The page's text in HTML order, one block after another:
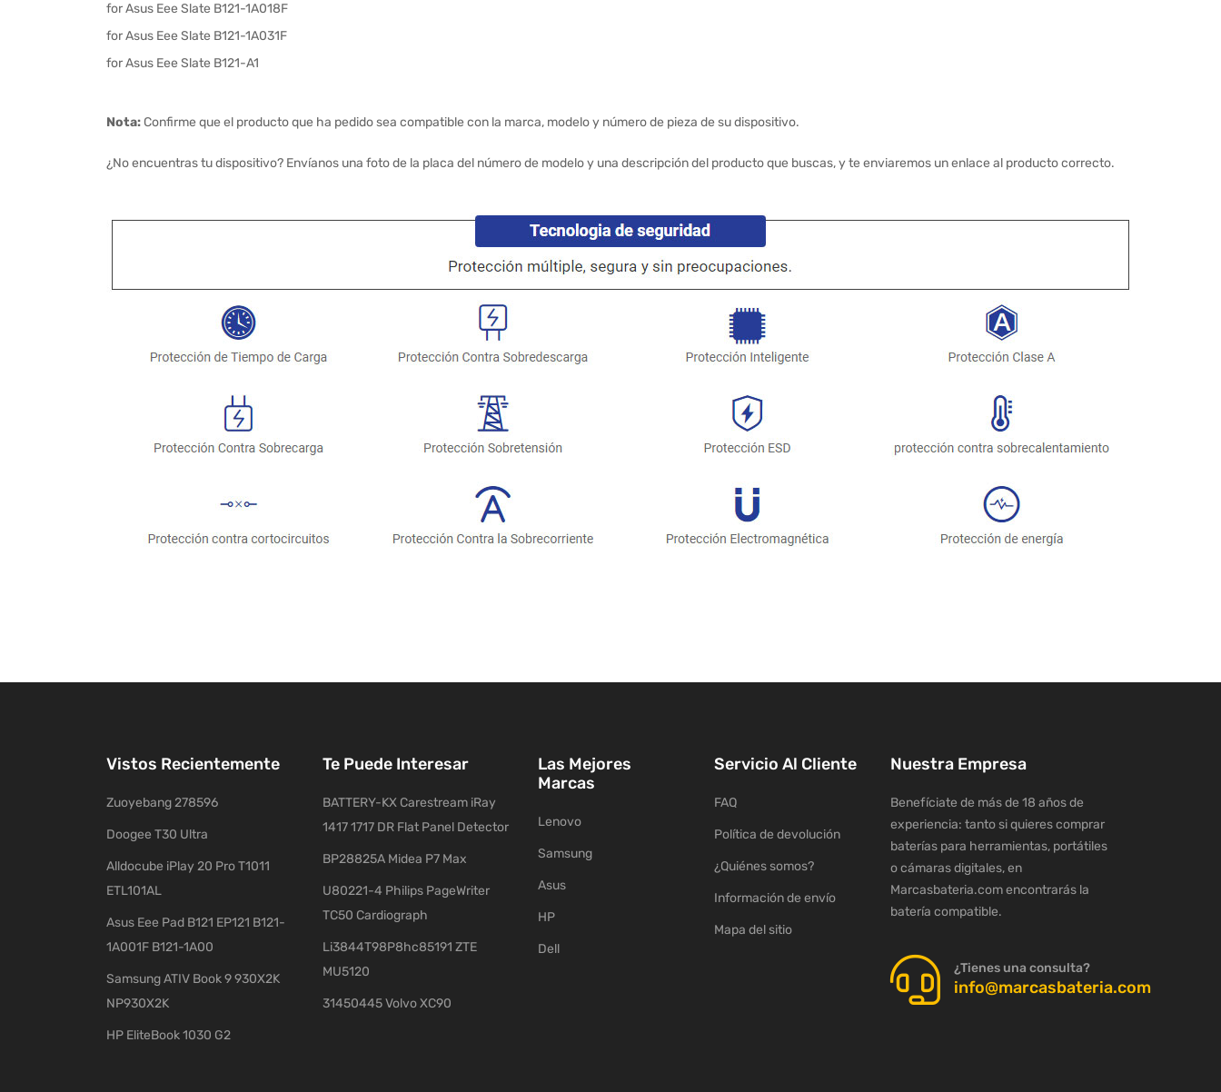
for Asus Eee Slate B121-1A018F
for Asus Eee Slate B121-1A031F
for Asus Eee Slate B121-A1
Nota:Confirme que el producto que ha pedido sea compatible con la marca, modelo y número de pieza de su dispositivo.
¿No encuentras tu dispositivo? Envíanos una foto de la placa del número de modelo y una descripción del producto que buscas, y te enviaremos un enlace al producto correcto.
Vistos Recientemente
Zuoyebang 278596
Doogee T30 Ultra
Alldocube iPlay 20 Pro T1011
ETL101AL
Asus Eee Pad B121 EP121 B121-
1A001F B121-1A00
Samsung ATIV Book 9 930X2K
NP930X2K
HP EliteBook 1030 G2
Te Puede Interesar
BATTERY-KX Carestream iRay
1417 1717 DR Flat Panel Detector
BP28825A Midea P7 Max
U80221-4 Philips PageWriter
TC50 Cardiograph
Li3844T98P8hc85191 ZTE
MU5120
31450445 Volvo XC90
Las Mejores
Marcas
Lenovo
Samsung
Asus
HP
Dell
Servicio Al Cliente
FAQ
Política de devolución
¿Quiénes somos?
Información de envío
Mapa del sitio
Nuestra Empresa
Benefíciate de más de 18 años de
experiencia: tanto si quieres comprar
baterías para herramientas, portátiles
o cámaras digitales, en
Marcasbateria.com encontrarás la
batería compatible.
¿Tienes una consulta?
info@marcasbateria.com